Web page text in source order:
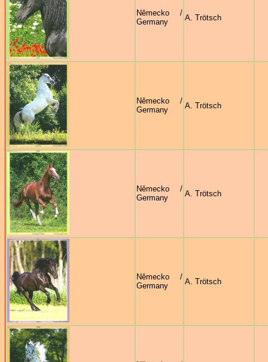
Německo /
Germany
A. Trötsch
Německo /
Germany
A. Trötsch
Německo /
Germany
A. Trötsch
Německo /
Germany
A. Trötsch